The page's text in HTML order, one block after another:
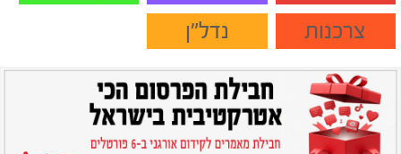
צרכנות
נדל"ן